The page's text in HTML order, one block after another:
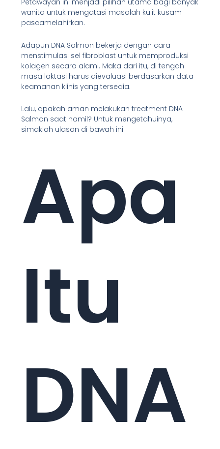
Petawayan ini menjadi pilihan utama bagi banyak
wanita untuk mengatasi masalah kulit kusam
pascamelahirkan.
Adapun DNA Salmon bekerja dengan cara
menstimulasi sel fibroblast untuk memproduksi
kolagen secara alami. Maka dari itu, di tengah
masa laktasi harus dievaluasi berdasarkan data
keamanan klinis yang tersedia.
Lalu, apakah aman melakukan treatment DNA
Salmon saat hamil? Untuk mengetahuinya,
simaklah ulasan di bawah ini.
Apa
Itu
DNA